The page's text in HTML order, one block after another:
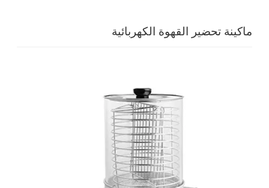
ماكينة تحضير القهوة الكهربائية